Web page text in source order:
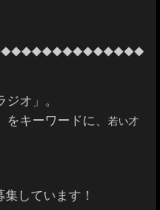
◆◆◆◆◆◆◆◆◆◆◆◆◆◆
オ」。
キーワードに、
若い才
しています！